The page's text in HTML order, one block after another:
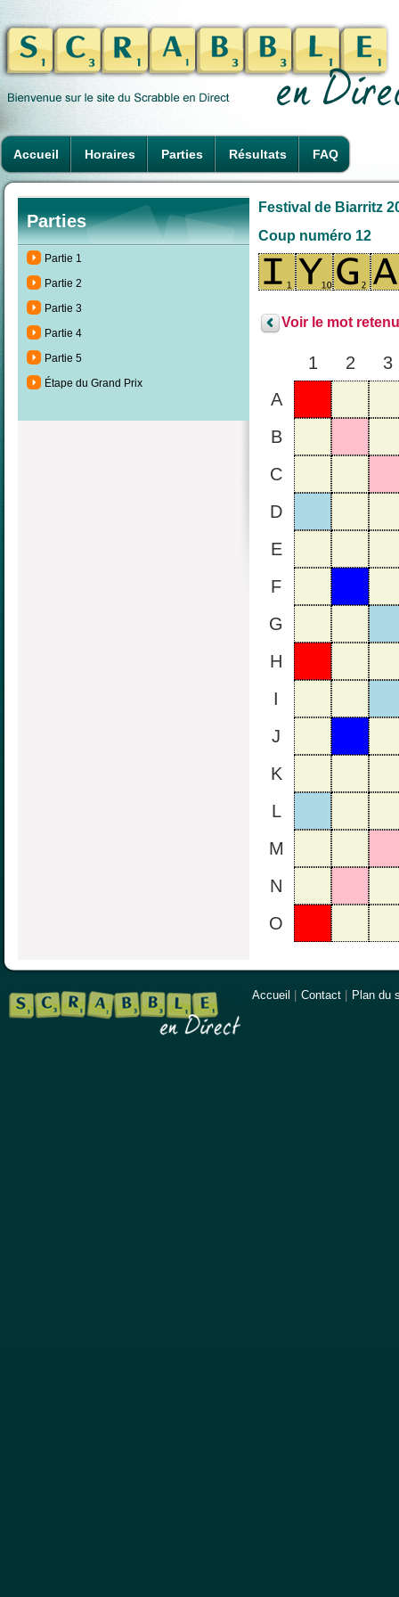
Accueil Horaires Parties Résultats FAQ
Parties
Partie 1
Partie 2
Partie 3
Partie 4
Partie 5
Étape du Grand Prix
Festival de Biarritz
Coup numéro 12
Voir le mot
1 2
3
A
B
C
D
E
F
G
H
I
J
K
L
M
N
O
Accueil Contact Plan du